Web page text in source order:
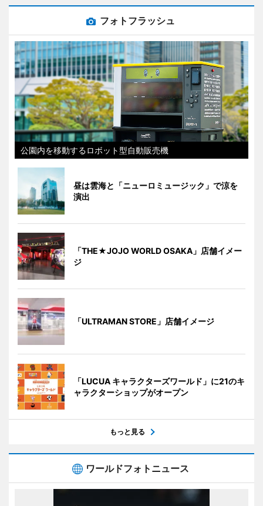
フォトフラッシュ
公園内を移動するロボット型自動販売機
昼は雲海と「ニューロミュージック」で涼を
演出
「THE★JOJO WORLD OSAKA」店舗イメー
ジ
「ULTRAMAN STORE」店舗イメージ
「LUCUA キャラクターズワールド」に21のキ
ャラクターショップがオープン
もっと見る
ワールドフォトニュース